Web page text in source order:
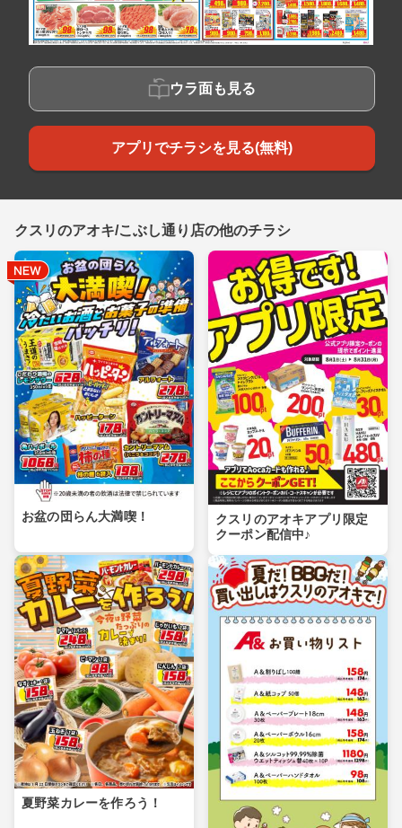
ウラ面も見る
アプリでチラシを見る(無料)
クスリのアオキ/こぶし通り店の他のチラシ
お盆の団らん大満喫！
クスリのアオキアプリ限定
クーポン配信中♪
夏野菜カレーを作ろう！